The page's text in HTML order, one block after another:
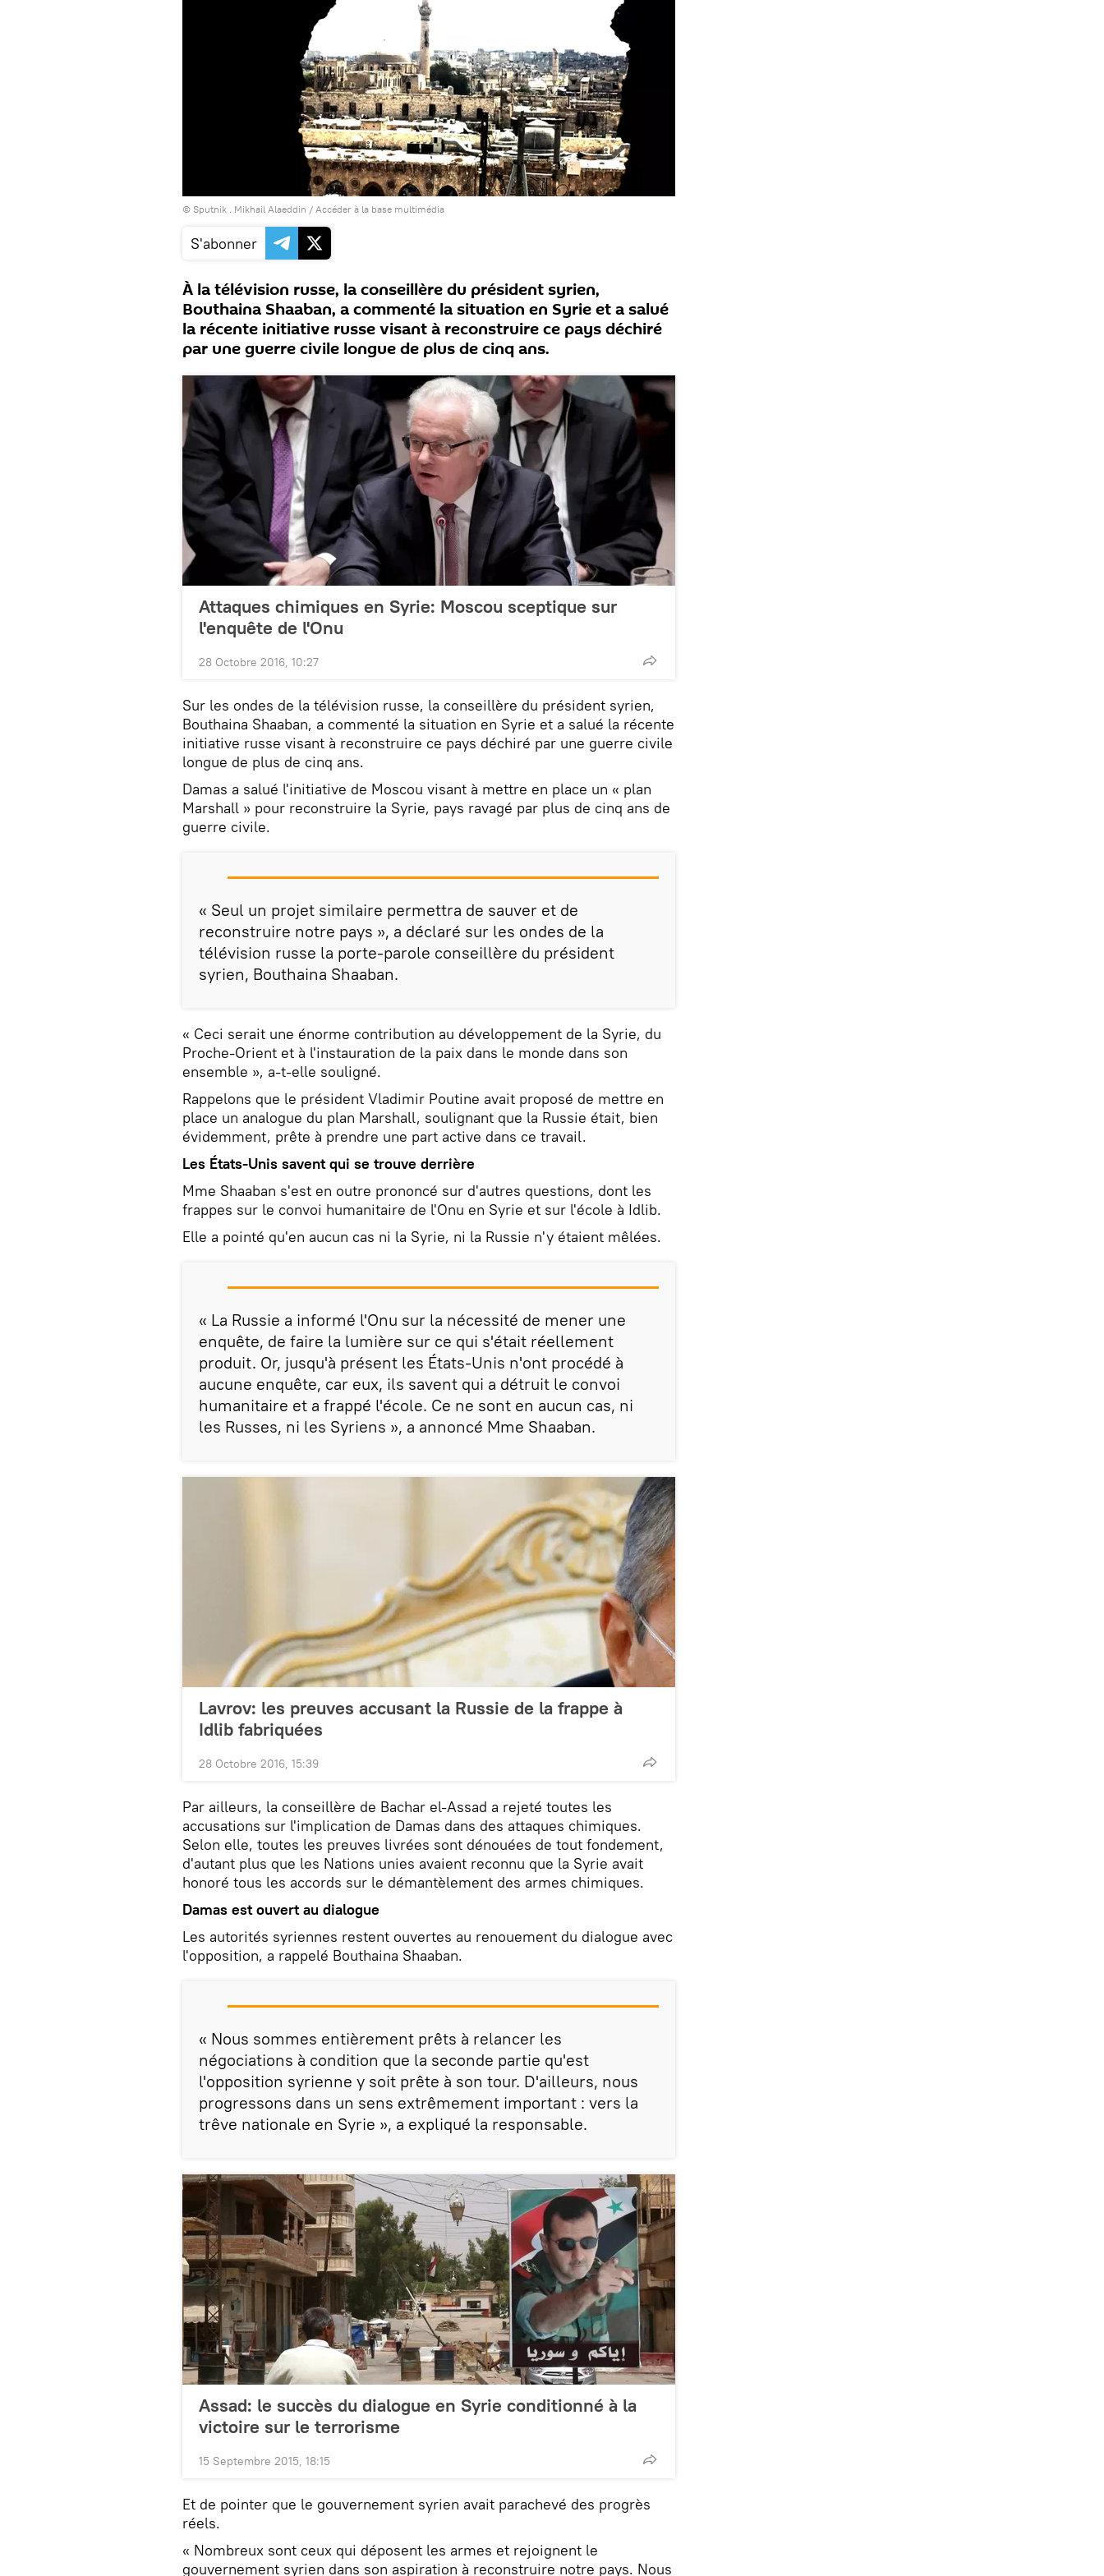
© Sputnik . Mikhail Alaeddin / Accéder à la base multimédia
S'abonner
À la télévision russe, la conseillère du président syrien,
Bouthaina Shaaban, a commenté la situation en Syrie et a salué
la récente initiative russe visant à reconstruire ce pays déchiré
par une guerre civile longue de plus de cinq ans.
Attaques chimiques en Syrie: Moscou sceptique sur
l'enquête de l'Onu
28 Octobre 2016, 10:27
Sur les ondes de la télévision russe, la conseillère du président syrien,
Bouthaina Shaaban, a commenté la situation en Syrie et a salué la récente
initiative russe visant à reconstruire ce pays déchiré par une guerre civile
longue de plus de cinq ans.
Damas a salué l'initiative de Moscou visant à mettre en place un « plan
Marshall » pour reconstruire la Syrie, pays ravagé par plus de cinq ans de
guerre civile.
« Seul un projet similaire permettra de sauver et de
reconstruire notre pays », a déclaré sur les ondes de la
télévision russe la porte-parole conseillère du président
syrien, Bouthaina Shaaban.
« Ceci serait une énorme contribution au développement de la Syrie, du
Proche-Orient et à l'instauration de la paix dans le monde dans son
ensemble », a-t-elle souligné.
Rappelons que le président Vladimir Poutine avait proposé de mettre en
place un analogue du plan Marshall, soulignant que la Russie était, bien
évidemment, prête à prendre une part active dans ce travail.
Les États-Unis savent qui se trouve derrière
Mme Shaaban s'est en outre prononcé sur d'autres questions, dont les
frappes sur le convoi humanitaire de l'Onu en Syrie et sur l'école à Idlib.
Elle a pointé qu'en aucun cas ni la Syrie, ni la Russie n'y étaient mêlées.
« La Russie a informé l'Onu sur la nécessité de mener une
enquête, de faire la lumière sur ce qui s'était réellement
produit. Or, jusqu'à présent les États-Unis n'ont procédé à
aucune enquête, car eux, ils savent qui a détruit le convoi
humanitaire et a frappé l'école. Ce ne sont en aucun cas, ni
les Russes, ni les Syriens », a annoncé Mme Shaaban.
Lavrov: les preuves accusant la Russie de la frappe à
Idlib fabriquées
28 Octobre 2016, 15:39
Par ailleurs, la conseillère de Bachar el-Assad a rejeté toutes les
accusations sur l'implication de Damas dans des attaques chimiques.
Selon elle, toutes les preuves livrées sont dénouées de tout fondement,
d'autant plus que les Nations unies avaient reconnu que la Syrie avait
honoré tous les accords sur le démantèlement des armes chimiques.
Damas est ouvert au dialogue
Les autorités syriennes restent ouvertes au renouement du dialogue avec
l'opposition, a rappelé Bouthaina Shaaban.
« Nous sommes entièrement prêts à relancer les
négociations à condition que la seconde partie qu'est
l'opposition syrienne y soit prête à son tour. D'ailleurs, nous
progressons dans un sens extrêmement important : vers la
trêve nationale en Syrie », a expliqué la responsable.
Assad: le succès du dialogue en Syrie conditionné à la
victoire sur le terrorisme
15 Septembre 2015, 18:15
Et de pointer que le gouvernement syrien avait parachevé des progrès
réels.
« Nombreux sont ceux qui déposent les armes et rejoignent le
gouvernement syrien dans son aspiration à reconstruire notre pays. Nous